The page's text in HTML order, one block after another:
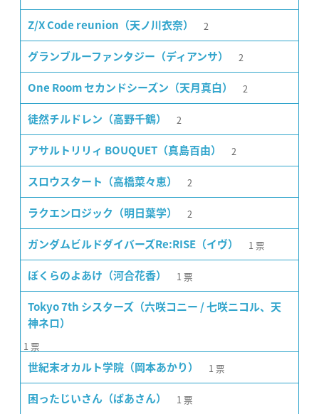
Z/X Code reunion（天ノ川衣奈） 2
グランブルーファンタジー（ディアンサ） 2
One Room セカンドシーズン（天月真白） 2
徒然チルドレン（高野千鶴） 2
アサルトリリィ BOUQUET（真島百由） 2
スロウスタート（高橋菜々恵） 2
ラクエンロジック（明日葉学） 2
ガンダムビルドダイバーズRe:RISE（イヴ） 1 票
ぼくらのよあけ（河合花香） 1 票
Tokyo 7th シスターズ（六咲コニー / 七咲ニコル、天
神ネロ）
1 票
世紀末オカルト学院（岡本あかり） 1 票
困ったじいさん（ばあさん） 1 票